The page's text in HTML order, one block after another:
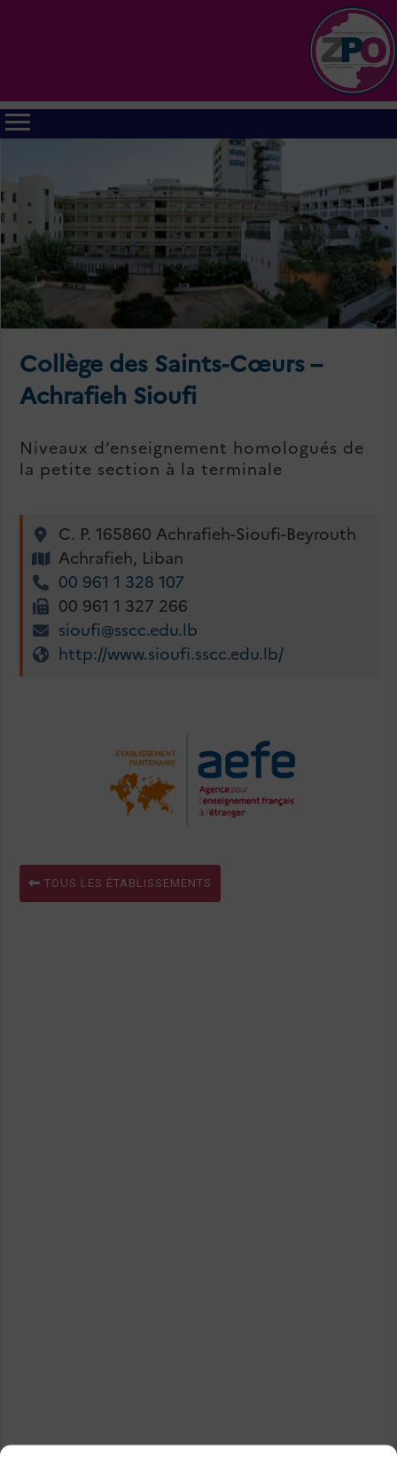
Collège des Saints-Cœurs –
Achrafieh Sioufi
Niveaux d’enseignement homologués de
la petite section à la terminale
C. P. 165860 Achrafieh-Sioufi-Beyrouth
Achrafieh, Liban
00 961 1 328 107
00 961 1 327 266
sioufi@sscc.edu.lb
http://www.sioufi.sscc.edu.lb/
TOUS LES ÉTABLISSEMENTS